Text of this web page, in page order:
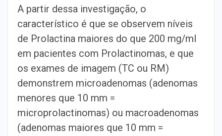
A partir dessa investigação, o
característico é que se observem níveis
de Prolactina maiores do que 200 mg/ml
em pacientes com Prolactinomas, e que
os exames de imagem (TC ou RM)
demonstrem microadenomas (adenomas
menores que 10 mm =
microprolactinomas) ou macroadenomas
(adenomas maiores que 10 mm =